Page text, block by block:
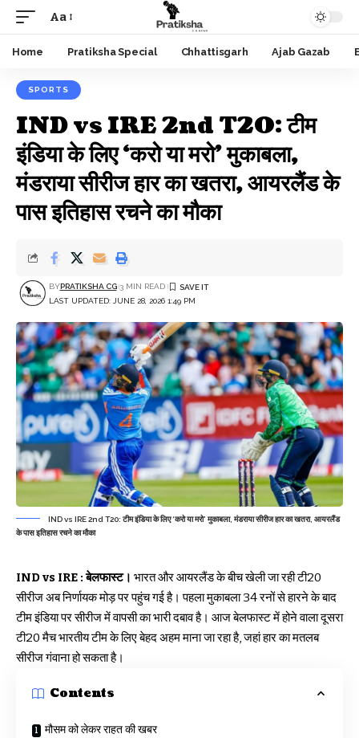
Font
Resizer
Aa
Home Pratiksha Special Chhattisgarh Ajab Gazab
SPORTS
IND vs IRE 2nd T20: टीम
इंडिया के लिए ‘करो या मरो’ मुकाबला,
मंडराया सीरीज हार का खतरा, आयरलैंड के
पास इतिहास रचने का मौका
LAST UPDATED: JUNE 28, 2026 1:49 PM
BYPRATIKSHA CG 3 MIN READ
IND vs IRE 2nd T20: टीम इंडिया के लिए ‘करो या मरो’ मुकाबला, मंडराया सीरीज हार का खतरा, आयरलैंड
के पास इतिहास रचने का मौका
IND vs IRE : बेलफास्ट। भारत और आयरलैंड के बीच खेली जा रही टी20
सीरीज अब निर्णायक मोड़ पर पहुंच गई है। पहला मुकाबला 34 रनों से हारने के बाद
टीम इंडिया पर सीरीज में वापसी का भारी दबाव है। आज बेलफास्ट में होने वाला दूसरा
टी20 मैच भारतीय टीम के लिए बेहद अहम माना जा रहा है, जहां हार का मतलब
सीरीज गंवाना हो सकता है।
Contents
मौसम को लेकर राहत की खबर